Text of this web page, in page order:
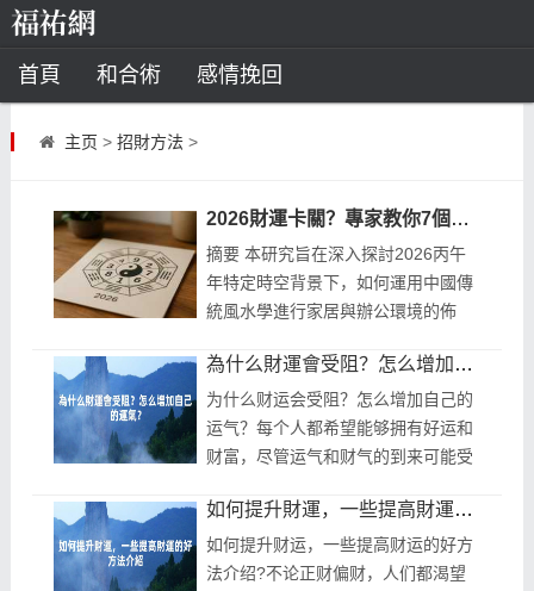
首頁 和合術 感情挽回
道教法事
風水 招財方法 化煞法事
星座
白羊座 水瓶座 摩羯座
算命
八字命理 八字合婚 運勢測算
主页 > 招財方法>
2026財運卡關？專家教你7個實用風水佈局讓財運變得更好
摘要 本研究旨在深入探討2026丙午
年特定時空背景下，如何運用中國傳
統風水學進行家居與辦公環境的佈
財運之目的。文章以九運（2024-
2043年）的火...
為什么財運會受阻？怎么增加自己的運氣？
为什么财运会受阻？怎么增加自己的
运气？每个人都希望能够拥有好运和
财富，尽管运气和财气的到来可能受
可以改善运气并增加财气。关于怎么
增...
如何提升財運，一些提高財運的好方法介紹
如何提升财运，一些提高财运的好方
法介绍?不论正财偏财，人们都渴望